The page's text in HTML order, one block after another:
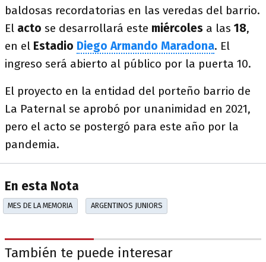
baldosas recordatorias en las veredas del barrio.
El acto se desarrollará este miércoles a las 18,
en el Estadio Diego Armando Maradona. El
ingreso será abierto al público por la puerta 10.
El proyecto en la entidad del porteño barrio de
La Paternal se aprobó por unanimidad en 2021,
pero el acto se postergó para este año por la
pandemia.
En esta Nota
MES DE LA MEMORIA ARGENTINOS JUNIORS
También te puede interesar